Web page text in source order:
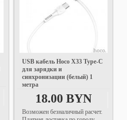
USB кабель Hoco X33 Type-C
для зарядки и
синхронизации (белый) 1
метра
18.00 BYN
Возможен безналичный расчет.